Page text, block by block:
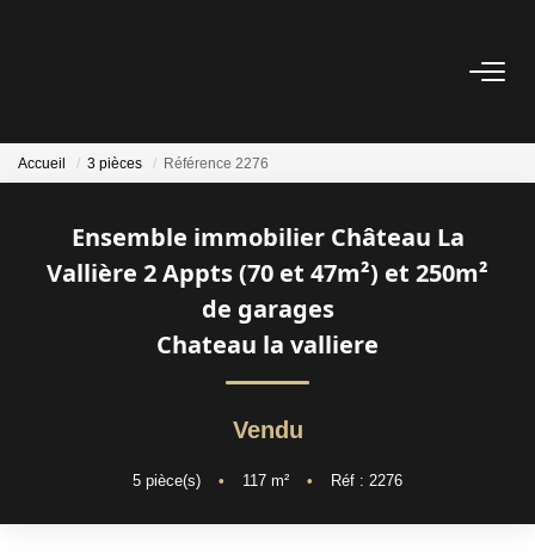
NOS AGENCES
Les Agences
Notre Équipe
Nous Rejoindre
Nos Témoignages
Nos Partenaires
Accueil 3 pièces Référence 2276
Ensemble immobilier Château La
Vallière 2 Appts (70 et 47m²) et 250m²
de garages
Chateau la valliere
Vendu
5 pièce(s) • 117 m² • Réf : 2276